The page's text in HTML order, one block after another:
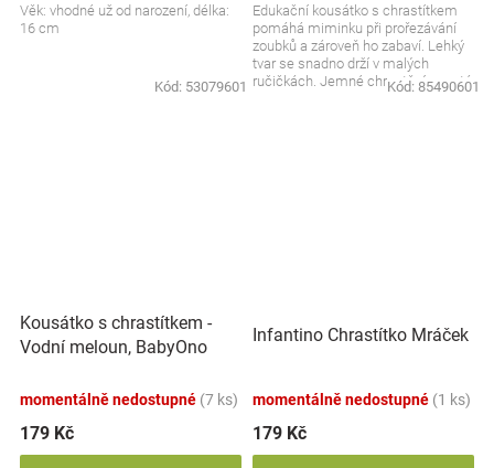
Věk: vhodné už od narození, délka:
16 cm
Kód: 53079601
Edukační kousátko s chrastítkem
pomáhá miminku při prořezávání
zoubků a zároveň ho zabaví. Lehký
tvar se snadno drží v malých
ručičkách. Jemné chrastění upoutá
Kód: 85490601
Kousátko s chrastítkem -
Vodní meloun, BabyOno
momentálně nedostupné (7 ks)
179 Kč
Infantino Chrastítko Mráček
momentálně nedostupné (1 ks)
179 Kč